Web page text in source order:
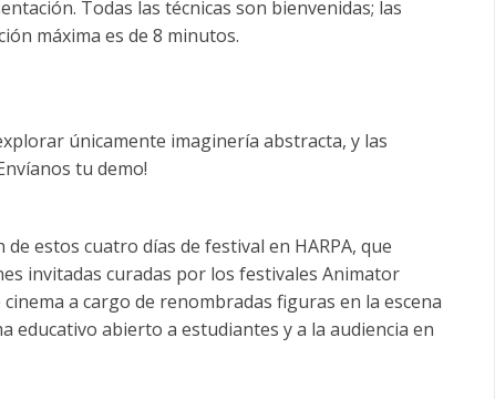
Todas las técnicas son bienvenidas; las
máxima es de 8 minutos.
únicamente imaginería abstracta, y las
tu demo!
estos cuatro días de festival en HARPA, que
invitadas curadas por los festivales Animator
a cargo de renombradas figuras en la escena
educativo abierto a estudiantes y a la audiencia en